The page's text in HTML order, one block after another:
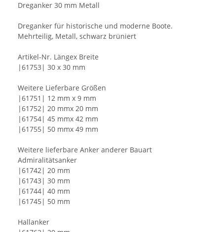
Dreganker 30 mm Metall
Dreganker für historische und moderne Boote.
Mehrteilig, Metall, schwarz brüniert
Artikel-Nr. Längex Breite
|61753| 30 x 30 mm
Weitere Lieferbare Größen
|61751| 12 mm x 9 mm
|61752| 20 mmx 20 mm
|61754| 45 mmx 42 mm
|61755| 50 mmx 49 mm
Weitere lieferbare Anker anderer Bauart
Admiralitätsanker
|61742| 20 mm
|61743| 30 mm
|61744| 40 mm
|61745| 50 mm
Hallanker